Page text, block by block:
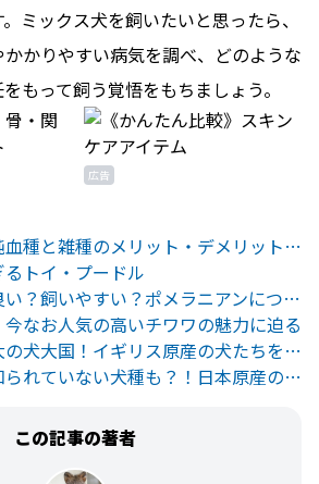
ミックス犬を飼いたいと思ったら、
かりやすい病気を調べ、どのような
もって飼う覚悟をもちましょう。
広告
飼うならどっち？純血種と雑種のメリット・デメリットとは
るトイ・プードル
【犬図鑑】性格が良い？飼いやすい？ポメラニアンについて徹底解説！
なお人気の高いチワワの魅力に迫る
【犬図鑑】世界最大の犬大国！イギリス原産の犬たちをご紹介
【犬図鑑】あまり知られていない犬種も？！日本原産の犬たちをご紹介
この記事の著者